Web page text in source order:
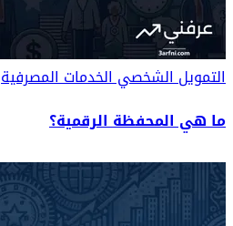
التمويل الشخصيالخدمات المصرفية
ما هي المحفظة الرقمية؟